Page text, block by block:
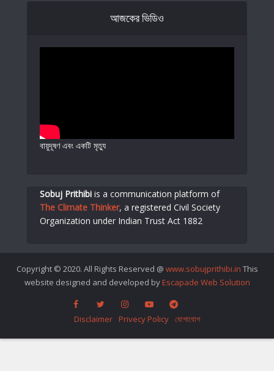
আজকের ভিডিও
বায়ুদূষণ এবং একটি মৃত্যু
Sobuj Prithibi is a communication platform of
The Climate Thinker, a registered Civil Society
Organization under Indian Trust Act 1882
Copyright © 2020. All Rights Reserved @ www.sobujprithibi.in This
website designed and developed by Escapade Web Solution
Disclaimer Privecy Policy যোগাযোগ